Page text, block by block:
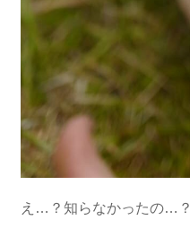
え…？知らなかったの…？